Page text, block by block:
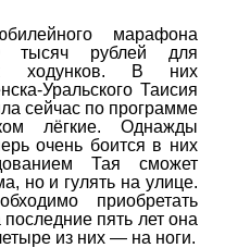
марафона
тысяч рублей для
ходунков. В них
Уральского Таисия
сейчас по программе
лёгкие. Однажды
очень боится в них
Тая сможет
но и гулять на улице.
приобретать
пять лет она
из них — на ноги.